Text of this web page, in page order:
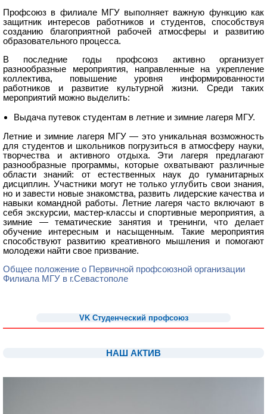
Профсоюз в филиале МГУ выполняет важную функцию как
защитник интересов работников и студентов, способствуя
созданию благоприятной рабочей атмосферы и развитию
образовательного процесса.
В последние годы профсоюз активно организует
разнообразные мероприятия, направленные на укрепление
коллектива, повышение уровня информированности
работников и развитие культурной жизни. Среди таких
мероприятий можно выделить:
Выдача путевок студентам в летние и зимние лагеря МГУ.
Летние и зимние лагеря МГУ — это уникальная возможность
для студентов и школьников погрузиться в атмосферу науки,
творчества и активного отдыха. Эти лагеря предлагают
разнообразные программы, которые охватывают различные
области знаний: от естественных наук до гуманитарных
дисциплин. Участники могут не только углубить свои знания,
но и завести новые знакомства, развить лидерские качества и
навыки командной работы. Летние лагеря часто включают в
себя экскурсии, мастер-классы и спортивные мероприятия, а
зимние — тематические занятия и тренинги, что делает
обучение интересным и насыщенным. Такие мероприятия
способствуют развитию креативного мышления и помогают
молодежи найти свое призвание.
Общее положение о Первичной профсоюзной организации
Филиала МГУ в г.Севастополе
VK Студенческий профсоюз
НАШ АКТИВ